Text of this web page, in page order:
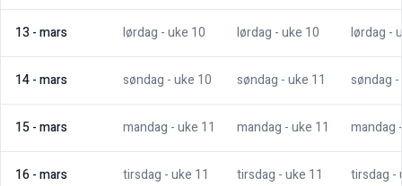
13 -mars lørdag - uke 10 lørdag - uke 10 lørdag -
14-mars søndag - uke 10 søndag - uke 11 søndag
15-mars mandag - uke 11 mandag - uke 11 mandag
16-mars tirsdag - uke 11 tirsdag - uke 11 tirsdag -